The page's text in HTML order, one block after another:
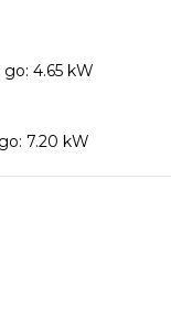
4.65 kW
7.20 kW